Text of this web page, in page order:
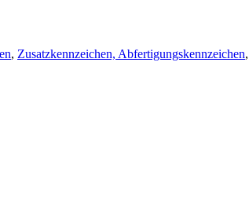
, Zusatzkennzeichen, Abfertigungskennzeichen,